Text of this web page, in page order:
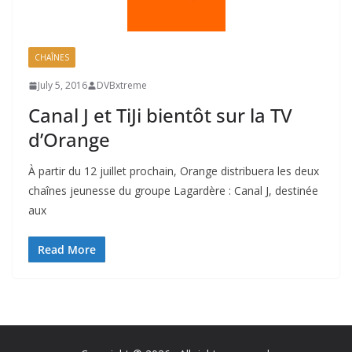
CHAÎNES
July 5, 2016 DVBxtreme
Canal J et TiJi bientôt sur la TV
d’Orange
À partir du 12 juillet prochain, Orange distribuera les deux
chaînes jeunesse du groupe Lagardère : Canal J, destinée
aux
Read More